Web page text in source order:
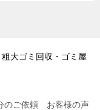
大ゴミ回収・ゴミ屋
のご依頼 お客様の声